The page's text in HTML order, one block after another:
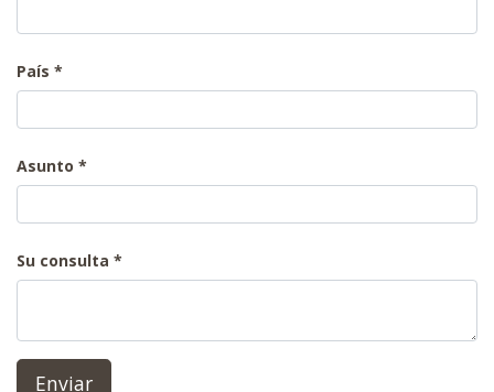
País
Asunto
Su consulta
Enviar